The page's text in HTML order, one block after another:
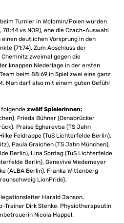
Turnier in Wolomin/Polen wurden
vs NOR), ehe die Czach-Auswahl
deutlichen Vorsprung in den
(71:74). Zum Abschluss der
zweimal gegen die
knappen Niederlage in der ersten
beim 88:69 in Spiel zwei eine ganz
Man darf also mit einem guten Gefühl
zwölf Spielerinnen:
Frieda Bühner (Osnabrücker
Praise Egharevba (TS Jahn
Feldrappe (TuS Lichterfelde Berlin),
Paula Graichen (TS Jahn München),
Berlin), Lina Sontag (TuS Lichterfelde
Berlin), Genevive Wedemeyer
(ALBA Berlin), Franka Wittenberg
LionPride).
Harald Janson,
Trainer Dirk Stenke, Physiotherapeutin
Nicola Happel.